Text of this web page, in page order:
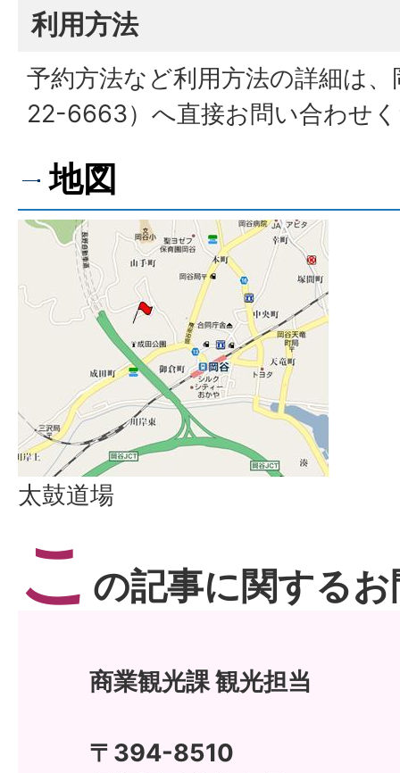
利用方法
予約方法など利用方法の詳細は
22-6663）へ直接お問い合わせ
地図
太鼓道場
こ の記事に関する
商業観光課 観光担当
〒394-8510